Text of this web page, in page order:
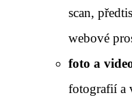
scan,
webové
foto a
fotografií a